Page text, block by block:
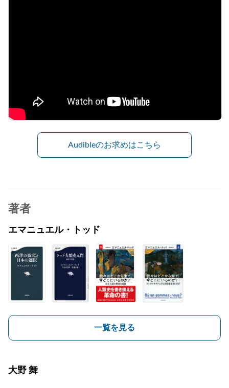
Audibleのお求めはこちら
著者
エマニュエル・トッド
一覧を見る
大野 舞